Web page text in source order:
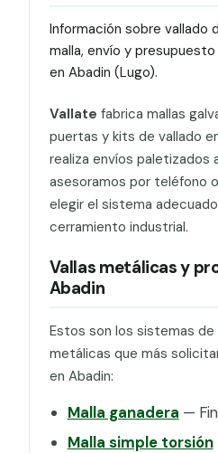
Información sobre vallado
malla, envío y
en Abadin (Lugo).
Vallate fabrica mallas
puertas y kits de vallado
realiza envíos paletizados
asesoramos por teléfono
elegir el sistema
cerramiento industrial.
Vallas metálicas y
Abadin
Estos son los sistemas de
metálicas que más
en Abadin:
Malla ganadera —
Malla simple torsión